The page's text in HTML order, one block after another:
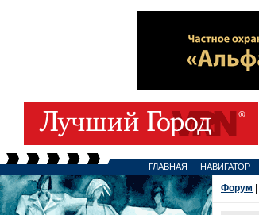
ГЛАВНАЯ НАВИГАТОР
Форум